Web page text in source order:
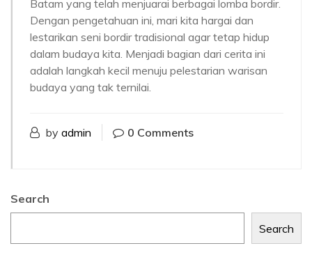
Batam yang telah menjuarai berbagai lomba bordir.
Dengan pengetahuan ini, mari kita hargai dan
lestarikan seni bordir tradisional agar tetap hidup
dalam budaya kita. Menjadi bagian dari cerita ini
adalah langkah kecil menuju pelestarian warisan
budaya yang tak ternilai.
by admin 0 Comments
Search
Search